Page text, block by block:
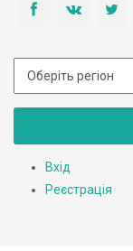
Вхід
Реєстрація